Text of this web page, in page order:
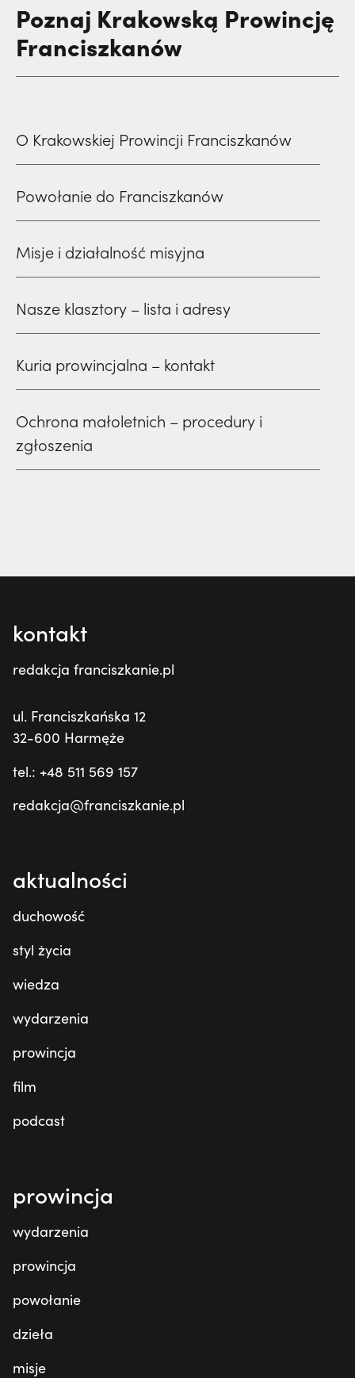
Poznaj Krakowską Prowincję
Franciszkanów
O Krakowskiej Prowincji Franciszkanów
Powołanie do Franciszkanów
Misje i działalność misyjna
Nasze klasztory – lista i adresy
Kuria prowincjalna – kontakt
Ochrona małoletnich – procedury i
zgłoszenia
kontakt
redakcja franciszkanie.pl
ul. Franciszkańska 12
32-600 Harmęże
tel.: +48 511 569 157
redakcja@franciszkanie.pl
aktualności
duchowość
styl życia
wiedza
wydarzenia
prowincja
film
podcast
prowincja
wydarzenia
prowincja
powołanie
dzieła
misje